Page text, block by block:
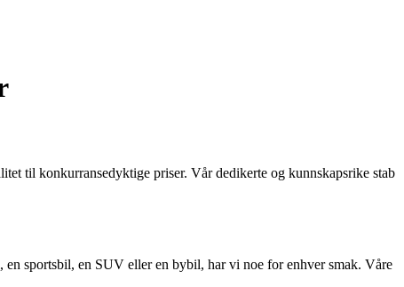
til konkurransedyktige priser. Vår dedikerte og kunnskapsrike stab
sportsbil, en SUV eller en bybil, har vi noe for enhver smak. Våre